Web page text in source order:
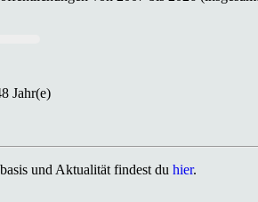
Jahr(e)
und Aktualität findest du hier.